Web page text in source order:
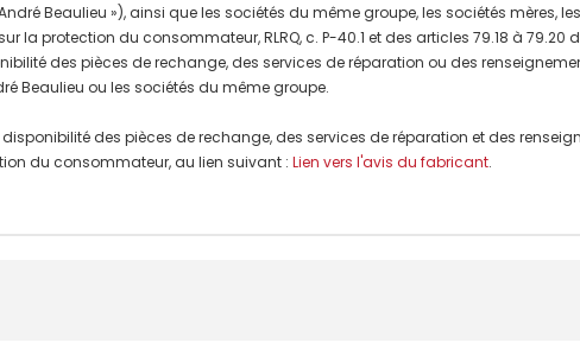
Beaulieu »), ainsi que les sociétés du même groupe, les sociétés mères,
la protection du consommateur, RLRQ, c. P-40.1 et des articles 79.18 à 79.20
des pièces de rechange, des services de réparation ou des
Beaulieu ou les sociétés du même groupe.
des pièces de rechange, des services de réparation et des
du consommateur, au lien suivant : Lien vers l'avis du fabricant.